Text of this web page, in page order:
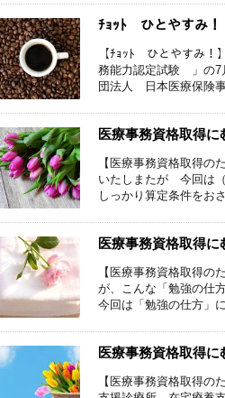
ﾁｮｯﾄ ひとやすみ！
【ﾁｮｯﾄ ひとやすみ
務能力認定試験 」の7
団法人 日本医療保険
医療事務資格取得
【医療事務資格取得の
いたしまたが 今回は
しっかり算定条件をお
医療事務資格取得
【医療事務資格取得
が、こんな「勉強の仕
今回は「勉強の仕方」
医療事務資格取得
【医療事務資格取得